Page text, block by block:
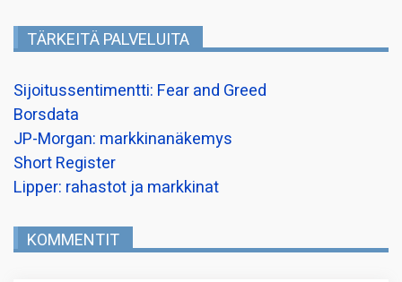
TÄRKEITÄ PALVELUITA
Sijoitussentimentti: Fear and Greed
Borsdata
JP-Morgan: markkinanäkemys
Short Register
Lipper: rahastot ja markkinat
KOMMENTIT